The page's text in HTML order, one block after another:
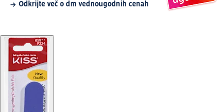
Odkrijte več o dm vednougodnih cenah